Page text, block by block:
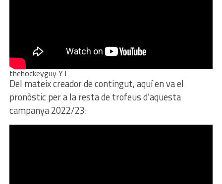
thehockeyguy YT
Del mateix creador de contingut, aquí en va el
pronòstic per a la resta de trofeus d’aquesta
campanya 2022/23: